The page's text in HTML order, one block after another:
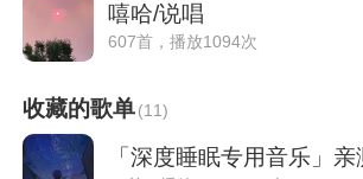
嘻哈/说唱
607首，播放1094次
收藏的歌单(11)